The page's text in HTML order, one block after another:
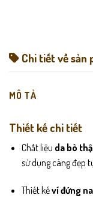
Chi tiết về sản
MÔ TẢ
Thiết kế chi tiết
Chất liệu da bò
sử dụng càng đẹp
Thiết kếví đứng